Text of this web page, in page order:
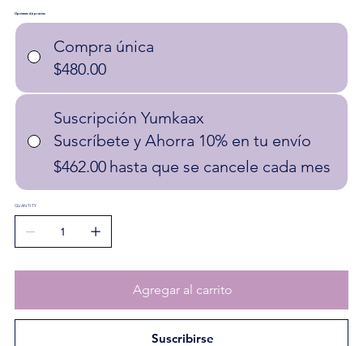
Opciones de precios
Compra única
$480.00
Suscripción Yumkaax
Suscríbete y Ahorra 10% en tu envío
$462.00 hasta que se cancele cada mes
QUANTITY
Agregar al carrito
Suscribirse